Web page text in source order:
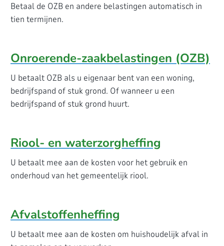
Betaal de OZB en andere belastingen automatisch in
tien termijnen.
Onroerende-zaakbelastingen (OZB)
U betaalt OZB als u eigenaar bent van een woning,
bedrijfspand of stuk grond. Of wanneer u een
bedrijfspand of stuk grond huurt.
Riool- en waterzorgheffing
U betaalt mee aan de kosten voor het gebruik en
onderhoud van het gemeentelijk riool.
Afvalstoffenheffing
U betaalt mee aan de kosten om huishoudelijk afval in